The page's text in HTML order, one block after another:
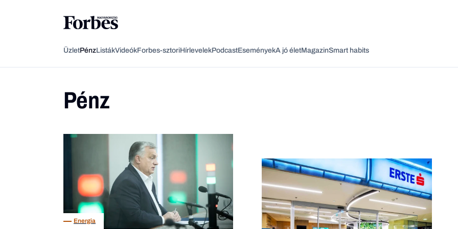
Vagy fedezze fel a következő témákat
Üzlet Pénz Zöld Legyél jobb!
ÜzletPénzListákVideókForbes-sztoriHírlevelekPodcastEseményekA jó életMagazinSmart habits
Pénz
Energia